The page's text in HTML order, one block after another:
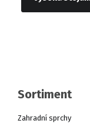
Sortiment
Zahradní sprchy